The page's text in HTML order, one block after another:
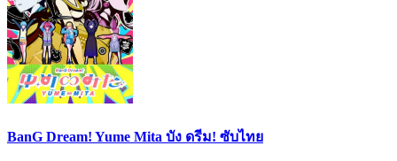
BanG Dream! Yume Mita บัง ดรีม! ซับไทย